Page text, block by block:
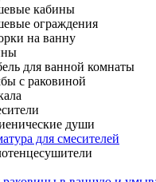
кабины
ограждения
на ванну
для ванной комнаты
с раковиной
души
для смесителей